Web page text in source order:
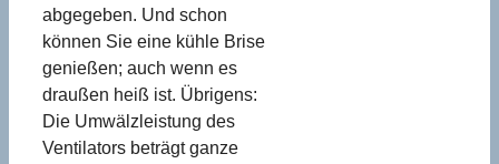
abgegeben. Und schon
können Sie eine kühle Brise
genießen; auch wenn es
draußen heiß ist. Übrigens:
Die Umwälzleistung des
Ventilators beträgt ganze